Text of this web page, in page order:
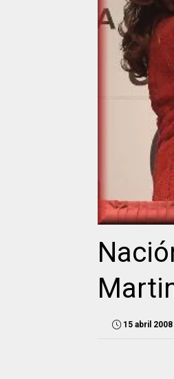
15 abril 2008